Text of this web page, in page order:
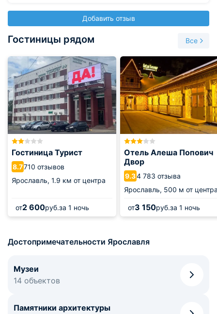
Добавить отзыв
Гостиницы рядом Все
Гостиница Турист
8.7710 отзывов
Ярославль, 1.9 км от центра
от2 600руб.за 1 ночь
Отель Алеша Попович
Двор
9.34 783 отзыва
Ярославль, 500 м от
от3 150руб.за 1 ночь
Достопримечательности Ярославля
Музеи
14 объектов
Памятники архитектуры